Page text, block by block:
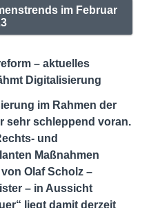
im Februar
– aktuelles
Digitalisierung
im Rahmen der
sehr schleppend voran.
und
Maßnahmen
Olaf Scholz –
– in Aussicht
liegt damit derzeit